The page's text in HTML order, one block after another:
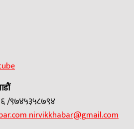
/९७४५३५८७९४
nirvikkhabar@gmail.com